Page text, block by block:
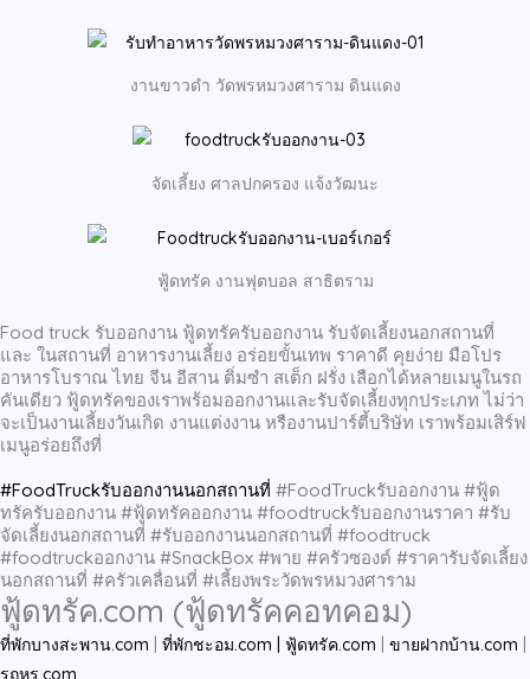
งานขาวดำ วัดพรหมวงศาราม ดินแดง
จัดเลี้ยง ศาลปกครอง แจ้งวัฒนะ
ฟู้ดทรัค งานฟุตบอล สาธิตราม
Food truck รับออกงาน ฟู้ดทรัครับออกงาน รับจัดเลี้ยงนอกสถานที่
และ ในสถานที่ อาหารงานเลี้ยง อร่อยขั้นเทพ ราคาดี คุยง่าย มือโปร
อาหารโบราณ ไทย จีน อีสาน ติ่มซำ สเต็ก ฝรั่ง เลือกได้หลายเมนูในรถ
คันเดียว ฟู้ดทรัคของเราพร้อมออกงานและรับจัดเลี้ยงทุกประเภท ไม่ว่า
จะเป็นงานเลี้ยงวันเกิด งานแต่งงาน หรืองานปาร์ตี้บริษัท เราพร้อมเสิร์ฟ
เมนูอร่อยถึงที่
#FoodTruckรับออกงานนอกสถานที่ #FoodTruckรับออกงาน #ฟู้ด
ทรัครับออกงาน #ฟู้ดทรัคออกงาน #foodtruckรับออกงานราคา #รับ
จัดเลี้ยงนอกสถานที่ #รับออกงานนอกสถานที่ #foodtruck
#foodtruckออกงาน #SnackBox #พาย #ครัวซองต์ #ราคารับจัดเลี้ยง
นอกสถานที่ #ครัวเคลื่อนที่ #เลี้ยงพระวัดพรหมวงศาราม
ฟู้ดทรัค.com (ฟู้ดทรัคคอทคอม)
ที่พักบางสะพาน.com ที่พักชะอม.com | ฟู้ดทรัค.com ขายฝากบ้าน.com
รถหรู.com